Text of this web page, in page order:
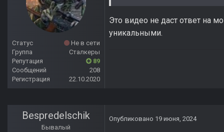
Статус
Не в сети
Группа
Сталкеры
Репутация
89
Сообщений
208
Регистрация
22.10.2020
Это видео не даст ответ на
уникальными.
Bespredelschik
Бывалый
Опубликовано 19 июня, 2024